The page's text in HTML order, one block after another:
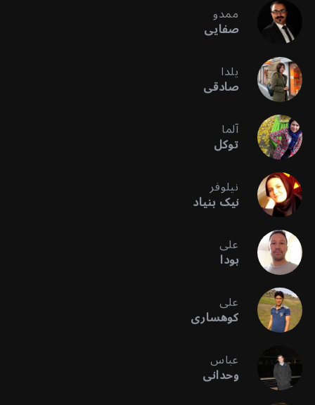
ممدو
صفایی
یلدا
صادقی
آلما
توکل
نیلوفر
نیک بنیاد
علی
بودا
علی
کوهساری
عباس
وحدانی